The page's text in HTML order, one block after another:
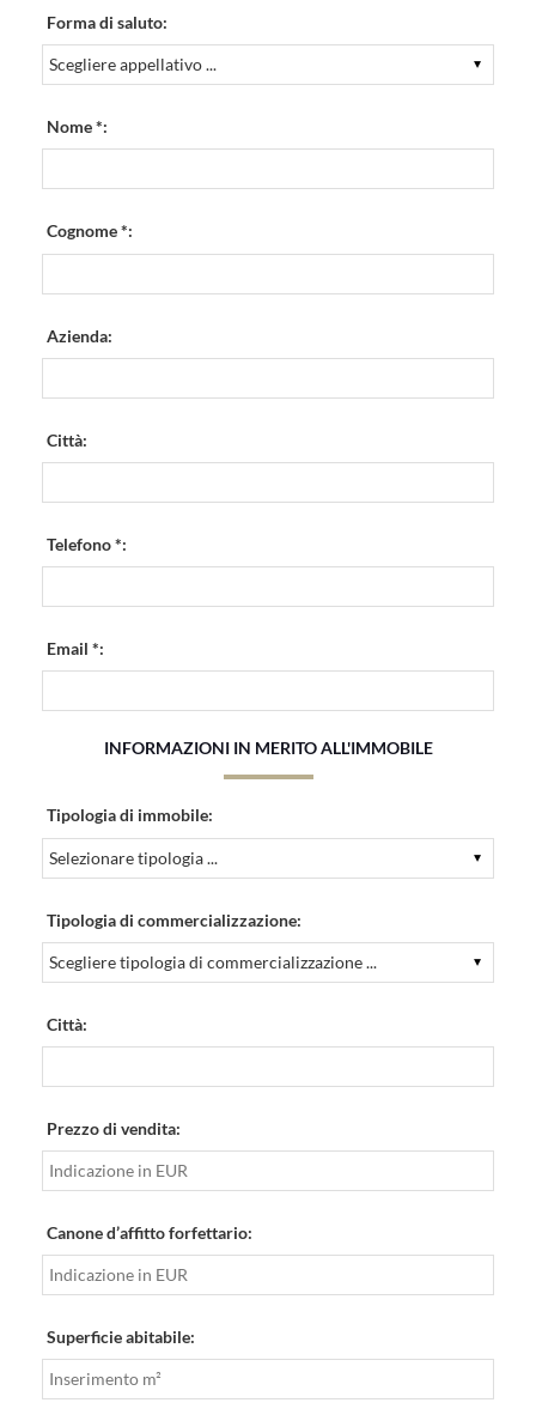
Forma di saluto:
Nome *:
Cognome *:
Azienda:
Città:
Telefono *:
Email *:
INFORMAZIONI IN MERITO ALL'IMMOBILE
Tipologia di immobile:
Tipologia di commercializzazione:
Città:
Prezzo di vendita:
Canone d’affitto forfettario:
Superficie abitabile: